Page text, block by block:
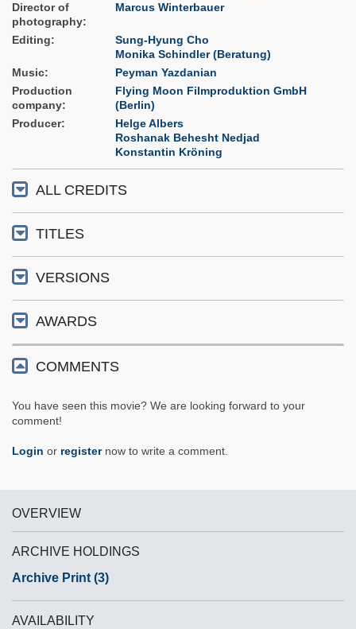
Director of
photography
Marcus Winterbauer
Editing
Sung-Hyung Cho
Monika Schindler (Beratung)
Music
Peyman Yazdanian
Production
company
Flying Moon Filmproduktion GmbH
(Berlin)
Producer
Helge Albers
Roshanak Behesht Nedjad
Konstantin Kröning
ALL CREDITS
TITLES
VERSIONS
AWARDS
COMMENTS
You have seen this movie? We are looking forward to your
comment!
Login or registernow to write a comment.
OVERVIEW
ARCHIVE HOLDINGS
Archive Print (3)
AVAILABILITY